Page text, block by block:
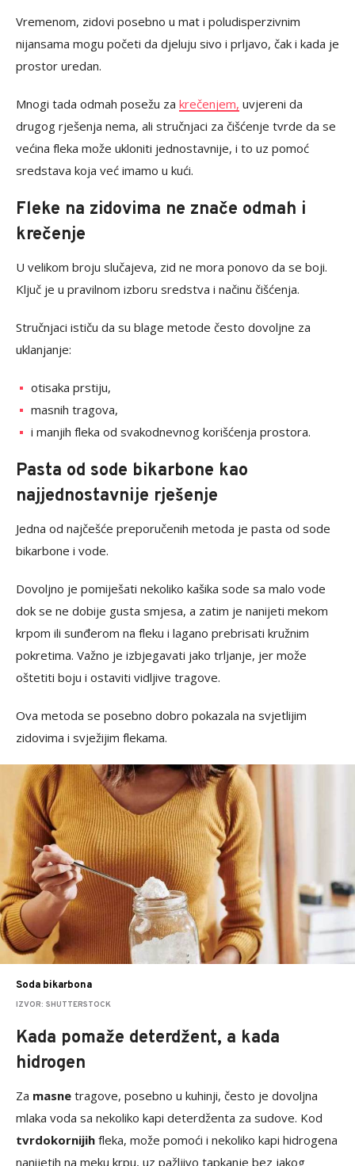
Vremenom, zidovi posebno u mat i poludisperzivnim
nijansama mogu početi da djeluju sivo i prljavo, čak i kada je
prostor uredan.
Mnogi tada odmah posežu za krečenjem, uvjereni da
drugog rješenja nema, ali stručnjaci za čišćenje tvrde da se
većina fleka može ukloniti jednostavnije, i to uz pomoć
sredstava koja već imamo u kući.
Fleke na zidovima ne znače odmah i
krečenje
U velikom broju slučajeva, zid ne mora ponovo da se boji.
Ključ je u pravilnom izboru sredstva i načinu čišćenja.
Stručnjaci ističu da su blage metode često dovoljne za
uklanjanje:
otisaka prstiju,
masnih tragova,
i manjih fleka od svakodnevnog korišćenja prostora.
Pasta od sode bikarbone kao
najjednostavnije rješenje
Jedna od najčešće preporučenih metoda je pasta od sode
bikarbone i vode.
Dovoljno je pomiješati nekoliko kašika sode sa malo vode
dok se ne dobije gusta smjesa, a zatim je nanijeti mekom
krpom ili sunđerom na fleku i lagano prebrisati kružnim
pokretima. Važno je izbjegavati jako trljanje, jer može
oštetiti boju i ostaviti vidljive tragove.
Ova metoda se posebno dobro pokazala na svjetlijim
zidovima i svježijim flekama.
Soda bikarbona
IZVOR: SHUTTERSTOCK
Kada pomaže deterdžent, a kada
hidrogen
Za masne tragove, posebno u kuhinji, često je dovoljna
mlaka voda sa nekoliko kapi deterdženta za sudove. Kod
tvrdokornijih fleka, može pomoći i nekoliko kapi hidrogena
nanijetih na meku krpu, uz pažljivo tapkanje bez jakog